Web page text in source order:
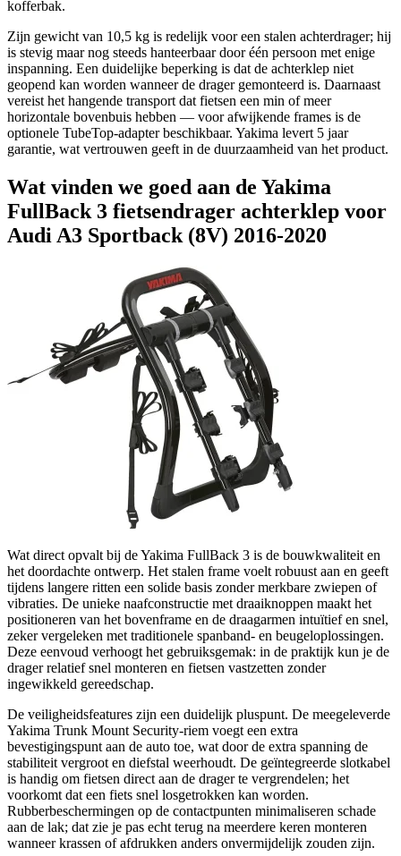
kofferbak.
Zijn gewicht van 10,5 kg is redelijk voor een stalen achterdrager; hij
is stevig maar nog steeds hanteerbaar door één persoon met enige
inspanning. Een duidelijke beperking is dat de achterklep niet
geopend kan worden wanneer de drager gemonteerd is. Daarnaast
vereist het hangende transport dat fietsen een min of meer
horizontale bovenbuis hebben — voor afwijkende frames is de
optionele TubeTop-adapter beschikbaar. Yakima levert 5 jaar
garantie, wat vertrouwen geeft in de duurzaamheid van het product.
Wat vinden we goed aan de Yakima
FullBack 3 fietsendrager achterklep voor
Audi A3 Sportback (8V) 2016-2020
Wat direct opvalt bij de Yakima FullBack 3 is de bouwkwaliteit en
het doordachte ontwerp. Het stalen frame voelt robuust aan en geeft
tijdens langere ritten een solide basis zonder merkbare zwiepen of
vibraties. De unieke naafconstructie met draaiknoppen maakt het
positioneren van het bovenframe en de draagarmen intuïtief en snel,
zeker vergeleken met traditionele spanband- en beugeloplossingen.
Deze eenvoud verhoogt het gebruiksgemak: in de praktijk kun je de
drager relatief snel monteren en fietsen vastzetten zonder
ingewikkeld gereedschap.
De veiligheidsfeatures zijn een duidelijk pluspunt. De meegeleverde
Yakima Trunk Mount Security-riem voegt een extra
bevestigingspunt aan de auto toe, wat door de extra spanning de
stabiliteit vergroot en diefstal weerhoudt. De geïntegreerde slotkabel
is handig om fietsen direct aan de drager te vergrendelen; het
voorkomt dat een fiets snel losgetrokken kan worden.
Rubberbeschermingen op de contactpunten minimaliseren schade
aan de lak; dat zie je pas echt terug na meerdere keren monteren
wanneer krassen of afdrukken anders onvermijdelijk zouden zijn.